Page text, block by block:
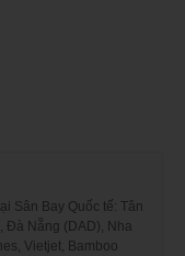
Sân Bay Quốc tế: Tân
Đà Nẵng (DAD), Nha
Vietjet, Bamboo